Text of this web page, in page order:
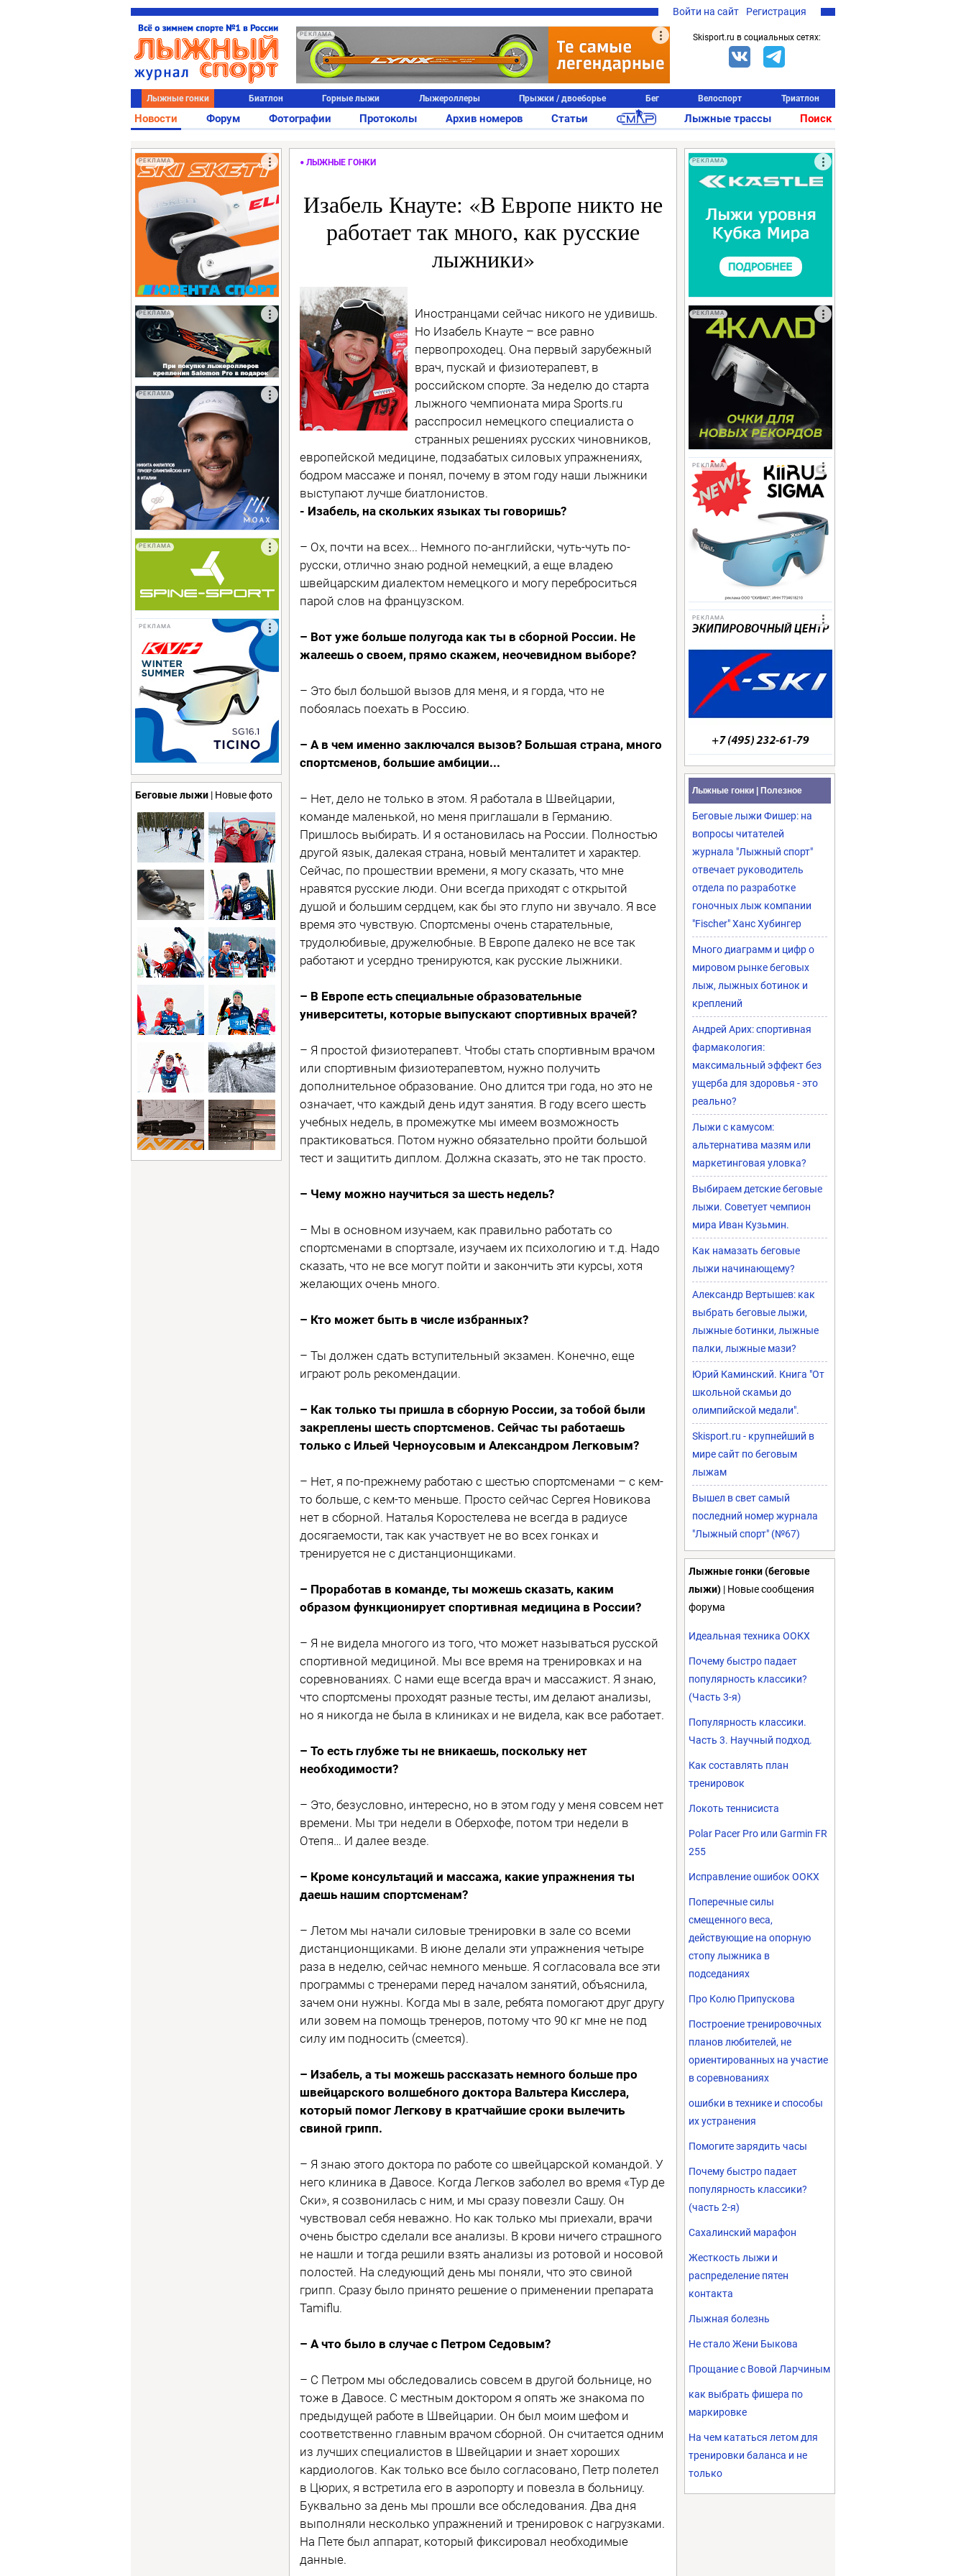
Войти на сайт Регистрация
РЕКЛАМА Skisport.ru в социальных сетях:
Лыжные гонки Биатлон Горные лыжи Лыжероллеры Прыжки / двоеборье Бег Велоспорт Триатлон
Новости Форум Фотографии Протоколы Архив номеров Статьи Лыжные трассы Поиск
РЕКЛАМА
РЕКЛАМА
РЕКЛАМА
РЕКЛАМА
РЕКЛАМА
Беговые лыжи | Новые фото
ЛЫЖНЫЕ ГОНКИ
Изабель Кнауте: «В Европе никто не
работает так много, как русские
лыжники»
Иностранцами сейчас никого не удивишь.
Но Изабель Кнауте – все равно
первопроходец. Она первый зарубежный
врач, пускай и физиотерапевт, в
российском спорте. За неделю до старта
лыжного чемпионата мира Sports.ru
расспросил немецкого специалиста о
странных решениях русских чиновников,
европейской медицине, подзабатых силовых упражнениях,
бодром массаже и понял, почему в этом году наши лыжники
выступают лучше биатлонистов.
- Изабель, на скольких языках ты говоришь?
– Ох, почти на всех... Немного по-английски, чуть-чуть по-
русски, отлично знаю родной немецкий, а еще владею
швейцарским диалектом немецкого и могу переброситься
парой слов на французском.
– Вот уже больше полугода как ты в сборной России. Не
жалеешь о своем, прямо скажем, неочевидном выборе?
– Это был большой вызов для меня, и я горда, что не
побоялась поехать в Россию.
– А в чем именно заключался вызов? Большая страна, много
спортсменов, большие амбиции...
– Нет, дело не только в этом. Я работала в Швейцарии,
команде маленькой, но меня приглашали в Германию.
Пришлось выбирать. И я остановилась на России. Полностью
другой язык, далекая страна, новый менталитет и характер.
Сейчас, по прошествии времени, я могу сказать, что мне
нравятся русские люди. Они всегда приходят с открытой
душой и большим сердцем, как бы это глупо ни звучало. Я все
время это чувствую. Спортсмены очень старательные,
трудолюбивые, дружелюбные. В Европе далеко не все так
работают и усердно тренируются, как русские лыжники.
– В Европе есть специальные образовательные
университеты, которые выпускают спортивных врачей?
– Я простой физиотерапевт. Чтобы стать спортивным врачом
или спортивным физиотерапевтом, нужно получить
дополнительное образование. Оно длится три года, но это не
означает, что каждый день идут занятия. В году всего шесть
учебных недель, в промежутке мы имеем возможность
практиковаться. Потом нужно обязательно пройти большой
тест и защитить диплом. Должна сказать, это не так просто.
– Чему можно научиться за шесть недель?
– Мы в основном изучаем, как правильно работать со
спортсменами в спортзале, изучаем их психологию и т.д. Надо
сказать, что не все могут пойти и закончить эти курсы, хотя
желающих очень много.
– Кто может быть в числе избранных?
– Ты должен сдать вступительный экзамен. Конечно, еще
играют роль рекомендации.
– Как только ты пришла в сборную России, за тобой были
закреплены шесть спортсменов. Сейчас ты работаешь
только с Ильей Черноусовым и Александром Легковым?
– Нет, я по-прежнему работаю с шестью спортсменами – с кем-
то больше, с кем-то меньше. Просто сейчас Сергея Новикова
нет в сборной. Наталья Коростелева не всегда в радиусе
досягаемости, так как участвует не во всех гонках и
тренируется не с дистанционщиками.
– Проработав в команде, ты можешь сказать, каким
образом функционирует спортивная медицина в России?
– Я не видела многого из того, что может называться русской
спортивной медициной. Мы все время на тренировках и на
соревнованиях. С нами еще всегда врач и массажист. Я знаю,
что спортсмены проходят разные тесты, им делают анализы,
но я никогда не была в клиниках и не видела, как все работает.
– То есть глубже ты не вникаешь, поскольку нет
необходимости?
– Это, безусловно, интересно, но в этом году у меня совсем нет
времени. Мы три недели в Оберхофе, потом три недели в
Отепя… И далее везде.
– Кроме консультаций и массажа, какие упражнения ты
даешь нашим спортсменам?
– Летом мы начали силовые тренировки в зале со всеми
дистанционщиками. В июне делали эти упражнения четыре
раза в неделю, сейчас немного меньше. Я согласовала все эти
программы с тренерами перед началом занятий, объяснила,
зачем они нужны. Когда мы в зале, ребята помогают друг другу
или зовем на помощь тренеров, потому что 90 кг мне не под
силу им подносить (смеется).
– Изабель, а ты можешь рассказать немного больше про
швейцарского волшебного доктора Вальтера Кисслера,
который помог Легкову в кратчайшие сроки вылечить
свиной грипп.
– Я знаю этого доктора по работе со швейцарской командой. У
него клиника в Давосе. Когда Легков заболел во время «Тур де
Ски», я созвонилась с ним, и мы сразу повезли Сашу. Он
чувствовал себя неважно. Но как только мы приехали, врачи
очень быстро сделали все анализы. В крови ничего страшного
не нашли и тогда решили взять анализы из ротовой и носовой
полостей. На следующий день мы поняли, что это свиной
грипп. Сразу было принято решение о применении препарата
Tamiflu.
– А что было в случае с Петром Седовым?
– С Петром мы обследовались совсем в другой больнице, но
тоже в Давосе. С местным доктором я опять же знакома по
предыдущей работе в Швейцарии. Он был моим шефом и
соответственно главным врачом сборной. Он считается одним
из лучших специалистов в Швейцарии и знает хороших
кардиологов. Как только все было согласовано, Петр полетел
в Цюрих, я встретила его в аэропорту и повезла в больницу.
Буквально за день мы прошли все обследования. Два дня
выполняли несколько упражнений и тренировок с нагрузками.
На Пете был аппарат, который фиксировал необходимые
данные.
РЕКЛАМА
РЕКЛАМА
РЕКЛАМА
РЕКЛАМА
Лыжные гонки | Полезное
Беговые лыжи Фишер: на
вопросы читателей
журнала "Лыжный спорт"
отвечает руководитель
отдела по разработке
гоночных лыж компании
"Fischer" Ханс Хубингер
Много диаграмм и цифр о
мировом рынке беговых
лыж, лыжных ботинок и
креплений
Андрей Арих: спортивная
фармакология:
максимальный эффект без
ущерба для здоровья - это
реально?
Лыжи с камусом:
альтернатива мазям или
маркетинговая уловка?
Выбираем детские беговые
лыжи. Советует чемпион
мира Иван Кузьмин.
Как намазать беговые
лыжи начинающему?
Александр Вертышев: как
выбрать беговые лыжи,
лыжные ботинки, лыжные
палки, лыжные мази?
Юрий Каминский. Книга "От
школьной скамьи до
олимпийской медали".
Skisport.ru - крупнейший в
мире сайт по беговым
лыжам
Вышел в свет самый
последний номер журнала
"Лыжный спорт" (№67)
Лыжные гонки (беговые
лыжи) | Новые сообщения
форума
Идеальная техника ООКХ
Почему быстро падает
популярность классики?
(Часть 3-я)
Популярность классики.
Часть 3. Научный подход.
Как составлять план
тренировок
Локоть теннисиста
Polar Pacer Pro или Garmin FR
255
Исправление ошибок ООКХ
Поперечные силы
смещенного веса,
действующие на опорную
стопу лыжника в
подседаниях
Про Колю Припускова
Построение тренировочных
планов любителей, не
ориентированных на участие
в соревнованиях
ошибки в технике и способы
их устранения
Помогите зарядить часы
Почему быстро падает
популярность классики?
(часть 2-я)
Сахалинский марафон
Жесткость лыжи и
распределение пятен
контакта
Лыжная болезнь
Не стало Жени Быкова
Прощание с Вовой Ларчиным
как выбрать фишера по
маркировке
На чем кататься летом для
тренировки баланса и не
только